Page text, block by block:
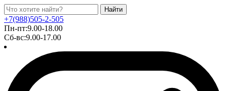
Найти
+7(988)505-2-505
Пн-пт:9.00-18.00
Сб-вс:9.00-17.00